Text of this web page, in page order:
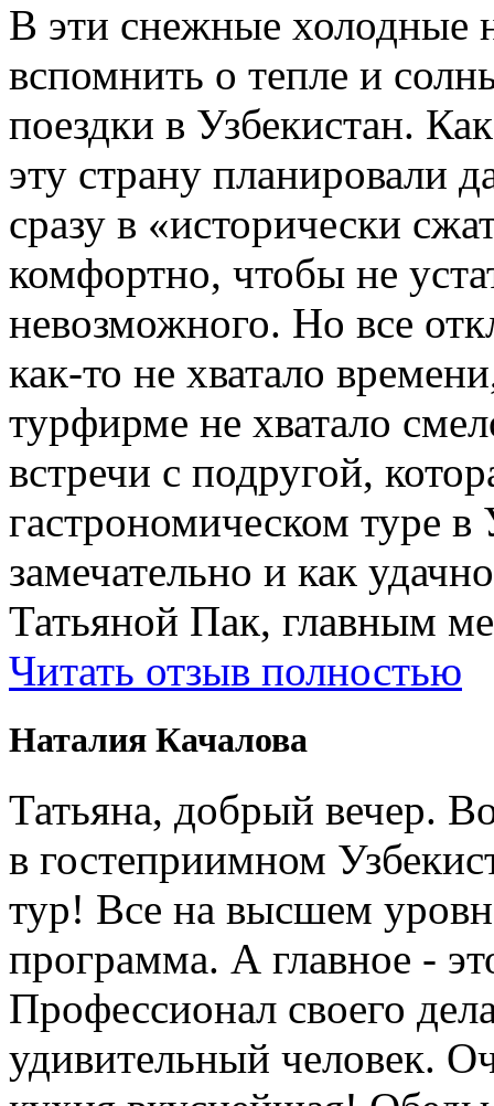
В эти снежные холодные
вспомнить о тепле и
поездки в Узбекистан.
эту страну планировали
сразу в «исторически
комфортно, чтобы не
невозможного. Но все
как-то не хватало
турфирме не хватало
встречи с подругой,
гастрономическом туре
замечательно и как
Татьяной Пак, главным
Читать отзыв полностью
Наталия Качалова
Татьяна, добрый вечер.
в гостеприимном
тур! Все на высшем
программа. А главное -
Профессионал своего
удивительный человек.